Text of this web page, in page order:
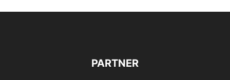
PARTNER